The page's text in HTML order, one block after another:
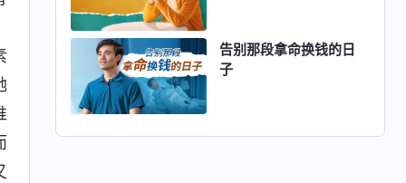
告别那段拿命换钱的日
子